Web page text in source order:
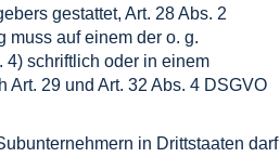
gestattet, Art. 28 Abs. 2
muss auf einem der o. g.
4) schriftlich oder in einem
Art. 29 und Art. 32 Abs. 4 DSGVO
in Drittstaaten darf